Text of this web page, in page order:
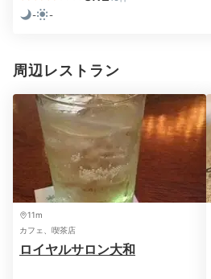
-
-
周辺レストラン
11m
カフェ、喫茶店
ロイヤルサロン大和